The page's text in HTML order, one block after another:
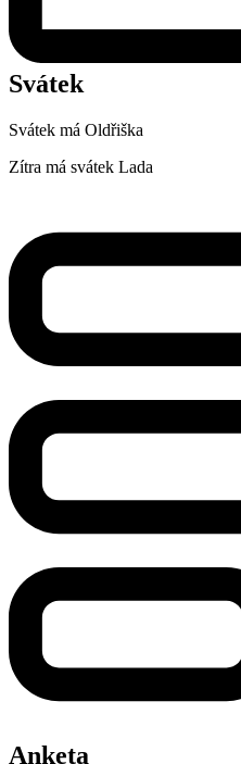
Svátek
Svátek má Oldřiška
Zítra má svátek Lada
Anketa